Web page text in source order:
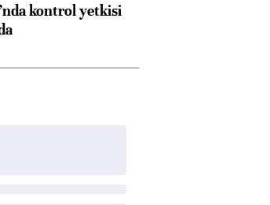
kontrol yetkisi